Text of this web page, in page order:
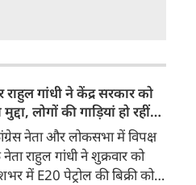
गांधी ने केंद्र सरकार को
लोगों की गाड़ियां हो रहीं
खराब पटकथा
नेता और लोकसभा में विपक्ष
राहुल गांधी ने शुक्रवार को
में E20 पेट्रोल की बिक्री को